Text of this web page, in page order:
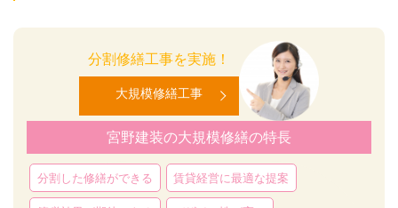
分割修繕工事を実施！
大規模修繕工事
宮野建装の大規模修繕の特長
分割した修繕ができる 賃貸経営に最適な提案